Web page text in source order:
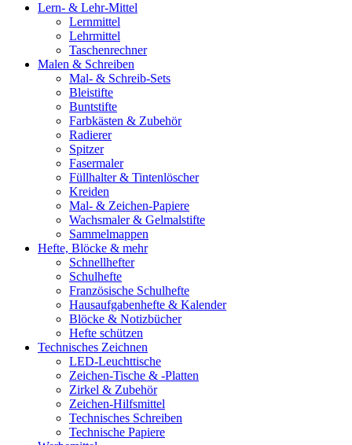
Lern- & Lehr-Mittel
Lernmittel
Lehrmittel
Taschenrechner
Malen & Schreiben
Mal- & Schreib-Sets
Bleistifte
Buntstifte
Farbkästen & Zubehör
Radierer
Spitzer
Fasermaler
Füllhalter & Tintenlöscher
Kreiden
Mal- & Zeichen-Papiere
Wachsmaler & Gelmalstifte
Sammelmappen
Hefte, Blöcke & mehr
Schnellhefter
Schulhefte
Französische Schulhefte
Hausaufgabenhefte & Kalender
Blöcke & Notizbücher
Hefte schützen
Technisches Zeichnen
LED-Leuchttische
Zeichen-Tische & -Platten
Zirkel & Zubehör
Zeichen-Hilfsmittel
Technisches Schreiben
Technische Papiere